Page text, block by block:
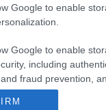
Google to enable
Google to enable
including
fraud prevention,
σε